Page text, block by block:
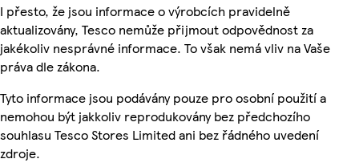
I přesto, že jsou informace o výrobcích pravidelně
aktualizovány, Tesco nemůže přijmout odpovědnost za
jakékoliv nesprávné informace. To však nemá vliv na Vaše
práva dle zákona.
Tyto informace jsou podávány pouze pro osobní použití a
nemohou být jakkoliv reprodukovány bez předchozího
souhlasu Tesco Stores Limited ani bez řádného uvedení
zdroje.